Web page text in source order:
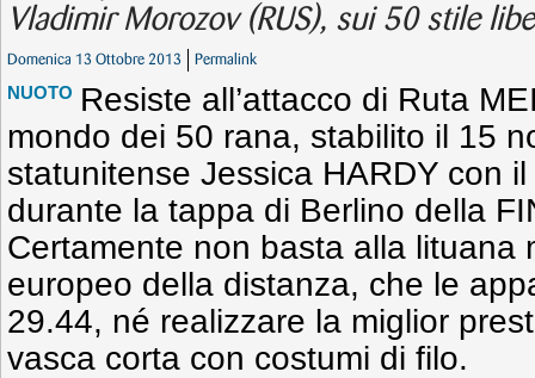
Vladimir Morozov (RUS), sui 50 stile
Domenica 13 Ottobre 2013 Permalink
NUOTO Resiste all’attacco di Ruta
mondo dei 50 rana, stabilito il 15
statunitense Jessica HARDY con
durante la tappa di Berlino della
Certamente non basta alla lituana
europeo della distanza, che le
29.44, né realizzare la miglior
vasca corta con costumi di filo.